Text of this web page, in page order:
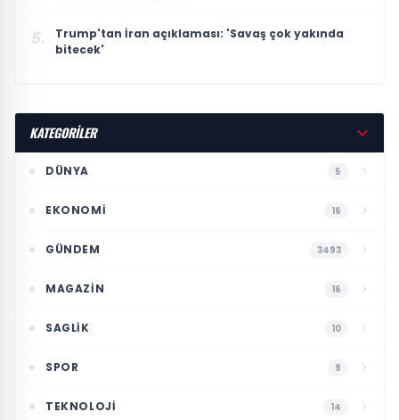
5.
Trump'tan İran açıklaması: 'Savaş çok yakında
bitecek'
KATEGORİLER
DÜNYA 5
EKONOMI 16
GÜNDEM 3493
MAGAZIN 16
SAGLIK 10
SPOR 9
TEKNOLOJI 14